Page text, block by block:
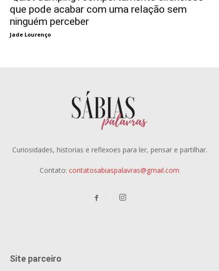
que pode acabar com uma relação sem
ninguém perceber
Jade Lourenço
Curiosidades, historias e reflexoes para ler, pensar e partilhar.
Contato: contatosabiaspalavras@gmail.com
Site parceiro